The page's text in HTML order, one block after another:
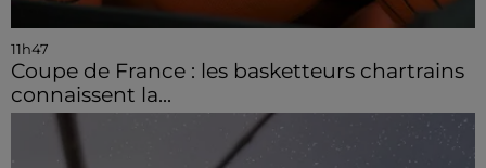
11h47
Coupe de France : les basketteurs chartrains
connaissent la...